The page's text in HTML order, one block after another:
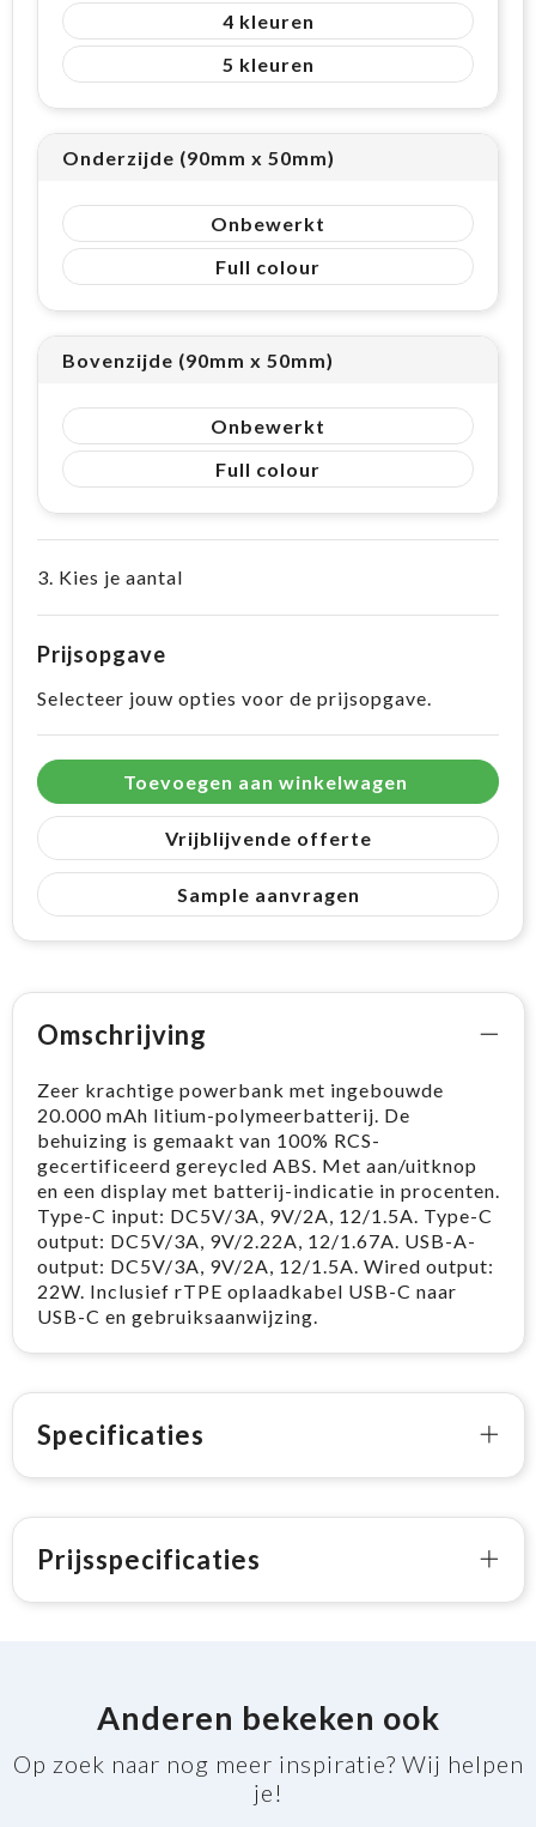
4
5
Onderzijde (90mm x 50mm)
Onbewerkt
Full colour
Bovenzijde (90mm x 50mm)
Onbewerkt
Full colour
3. Kies je aantal
Prijsopgave
Selecteer jouw opties voor de prijsopgave.
Toevoegen aan winkelwagen
Vrijblijvende offerte
Sample aanvragen
Omschrijving
Zeer krachtige powerbank met ingebouwde
20.000 mAh litium-polymeerbatterij. De
behuizing is gemaakt van 100% RCS-
gecertificeerd gereycled ABS. Met aan/uitknop
en een display met batterij-indicatie in procenten.
Type-C input: DC5V/3A, 9V/2A, 12/1.5A. Type-C
output: DC5V/3A, 9V/2.22A, 12/1.67A. USB-A-
output: DC5V/3A, 9V/2A, 12/1.5A. Wired output:
22W. Inclusief rTPE oplaadkabel USB-C naar
USB-C en gebruiksaanwijzing.
Specificaties
Prijsspecificaties
Anderen bekeken ook
Op zoek naar nog meer inspiratie? Wij helpen
je!